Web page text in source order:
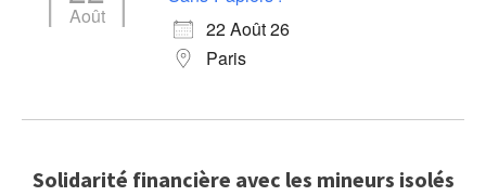
Août
22 Août 26
Paris
Solidarité financière avec les mineurs isolés